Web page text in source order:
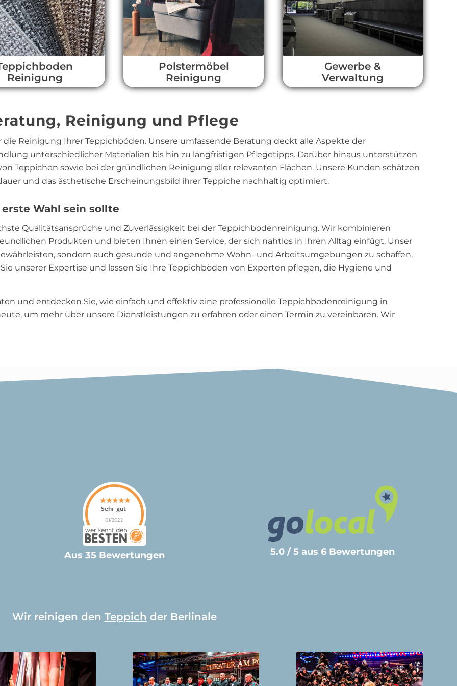
Reinigung
Polstermöbel
Reinigung
Gewerbe &
Verwaltung
Reinigung und Pflege
Reinigung Ihrer Teppichböden. Unsere umfassende Beratung deckt alle Aspekte der
unterschiedlicher Materialien bis hin zu langfristigen Pflegetipps. Darüber hinaus unterstützen
Teppichen sowie bei der gründlichen Reinigung aller relevanten Flächen. Unsere Kunden schätzen
und das ästhetische Erscheinungsbild ihrer Teppiche nachhaltig optimiert.
Wahl sein sollte
Qualitätsansprüche und Zuverlässigkeit bei der Teppichbodenreinigung. Wir kombinieren
Produkten und bieten Ihnen einen Service, der sich nahtlos in Ihren Alltag einfügt. Unser
sondern auch gesunde und angenehme Wohn- und Arbeitsumgebungen zu schaffen,
unserer Expertise und lassen Sie Ihre Teppichböden von Experten pflegen, die Hygiene und
und entdecken Sie, wie einfach und effektiv eine professionelle Teppichbodenreinigung in
um mehr über unsere Dienstleistungen zu erfahren oder einen Termin zu vereinbaren. Wir
Aus 35 Bewertungen 5.0 / 5 aus 6 Bewertungen
Wir reinigen den Teppich der Berlinale